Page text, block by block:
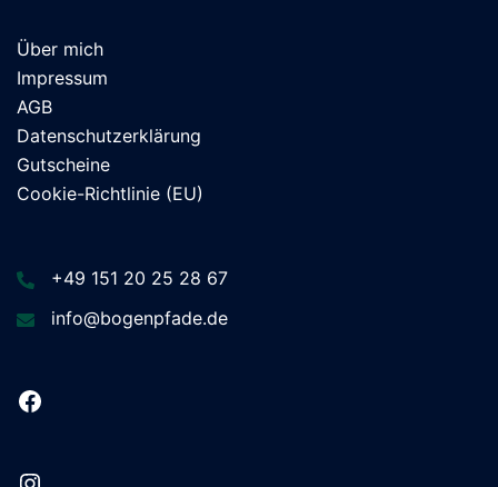
Über mich
Impressum
AGB
Datenschutzerklärung
Gutscheine
Cookie-Richtlinie (EU)
+49 151 20 25 28 67
info@bogenpfade.de
Facebook